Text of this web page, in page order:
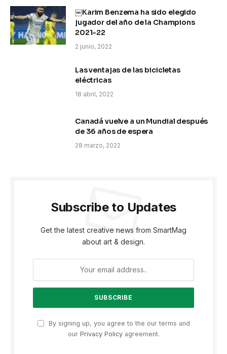
￼Karim Benzema ha sido elegido
jugador del año de la Champions
2021-22
2 junio, 2022
Las ventajas de las bicicletas
eléctricas
18 abril, 2022
Canadá vuelve a un Mundial después
de 36 años de espera
28 marzo, 2022
Subscribe to Updates
Get the latest creative news from SmartMag
about art & design.
By signing up, you agree to the our terms and
our Privacy Policyagreement.